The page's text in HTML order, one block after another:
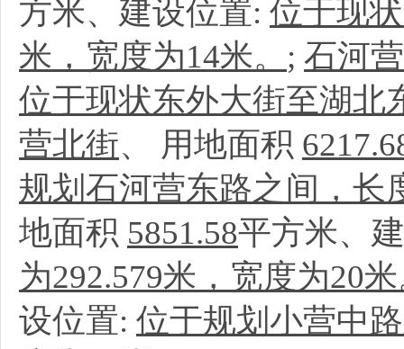
方米、建设位置: 位于现
米，宽度为14米。 ; 石河
位于现状东外大街至湖北
营北街、 用地面积
规划石河营东路之间，长
地面积 5851.58平方米、
为292.579米，宽度为20
设位置: 位于规划小营中